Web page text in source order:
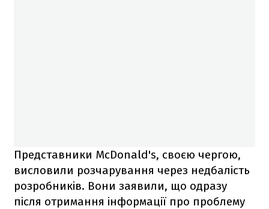
Представники McDonald's, своєю чергою,
висловили розчарування через недбалість
розробників. Вони заявили, що одразу
після отримання інформації про проблему